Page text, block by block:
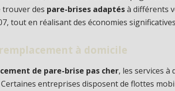
trouver des pare-brises adaptésà différents
tout en réalisant des économies
à domicile
de pare-brise pas cher, les services
entreprises disposent de flottes